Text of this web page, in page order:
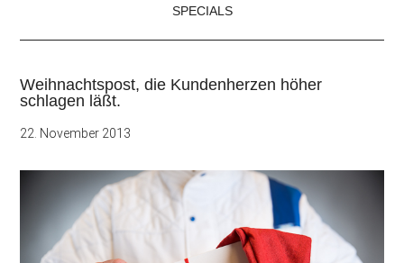
SPECIALS
Weihnachtspost, die Kundenherzen höher
schlagen läßt.
22. November 2013